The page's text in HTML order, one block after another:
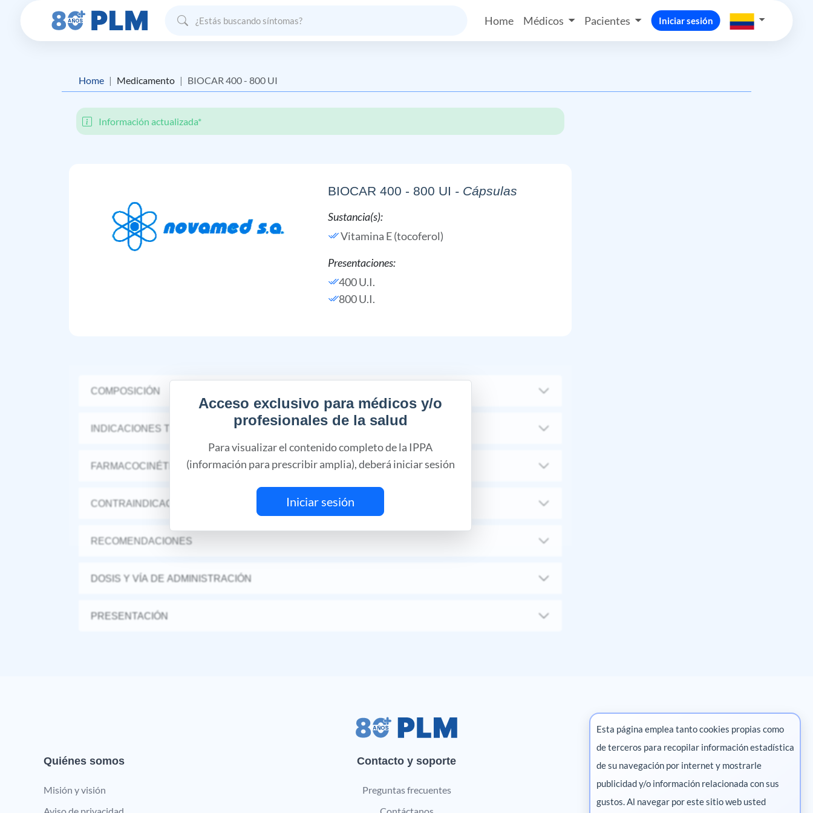
Home Médicos Pacientes Iniciar sesión
Home Medicamento BIOCAR 400 - 800 UI
Información actualizada*
BIOCAR 400 - 800 UI - Cápsulas
Sustancia(s):
Vitamina E (tocoferol)
Presentaciones:
400 U.I.
800 U.I.
Acceso exclusivo para médicos y/o
profesionales de la salud
Para visualizar el contenido completo de la IPPA
(información para prescribir amplia), deberá iniciar sesión
Iniciar sesión
COMPOSICIÓN
INDICACIONES TERAPÉUTICAS
FARMACOCINÉTICA Y FARMACODINAMIA
CONTRAINDICACIONES
RECOMENDACIONES
DOSIS Y VÍA DE ADMINISTRACIÓN
PRESENTACIÓN
Quiénes somos
Misión y visión
Contacto y soporte
Preguntas frecuentes
Marketing digital
Pharma
Esta página emplea tanto cookies propias como
de terceros para recopilar información estadística
de su navegación por internet y mostrarle
publicidad y/o información relacionada con sus
gustos. Al navegar por este sitio web usted